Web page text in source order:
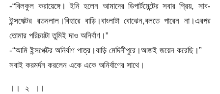
-“বিলকুল করায়েঙ্গে। ইনি হলেন আমাদের ডিপার্টমেন্টের সবার প্রিয়, সাব-
ইন্সপেক্টর রতনলাল।বিহারে বাড়ি।বাংলাটা বোঝেন,বলতে পারেন না।এরপর
তোমার পরিচয়টা তুমিই দাও অনির্বাণ।”
-“আমি ইন্সপেক্টর অনির্বাণ পাত্র।বাড়ি মেদিনীপুরে।আজই জয়েন করেছি।”
সবাই করমর্দন করলেন একে একে অনির্বাণের সাথে।
।। ২ ।।